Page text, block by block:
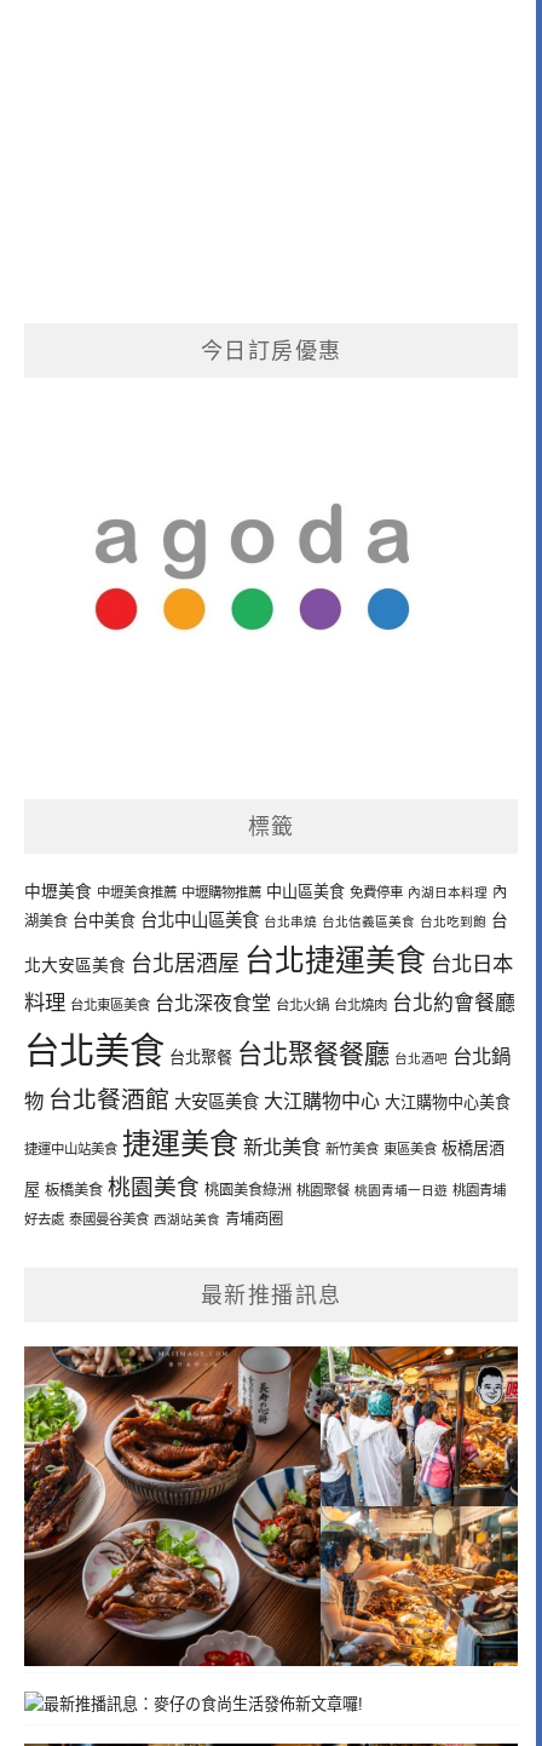
今日訂房優惠
標籤
中壢美食 中壢美食推薦 中壢購物推薦 中山區美食 免費停車 內湖日本料理 內
湖美食 台中美食 台北中山區美食 台北串燒 台北信義區美食 台北吃到飽 台
北大安區美食 台北居酒屋 台北捷運美食 台北日本
料理 台北東區美食 台北深夜食堂 台北火鍋 台北燒肉 台北約會餐廳
台北美食 台北聚餐 台北聚餐餐廳 台北酒吧 台北鍋
物 台北餐酒館 大安區美食 大江購物中心 大江購物中心美食
捷運中山站美食 捷運美食 新北美食 新竹美食 東區美食 板橋居酒
屋 板橋美食 桃園美食 桃園美食綠洲 桃園聚餐 桃園青埔一日遊 桃園青埔
好去處 泰國曼谷美食 西湖站美食 青埔商圈
最新推播訊息